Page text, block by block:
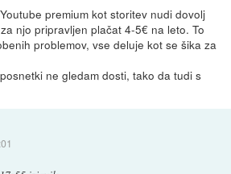
premium kot storitev nudi dovolj
njo pripravljen plačat 4-5€ na leto. To
problemov, vse deluje kot se šika za
ne gledam dosti, tako da tudi s